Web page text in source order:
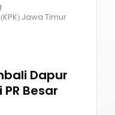
Jawa Timur
Dapur
Besar